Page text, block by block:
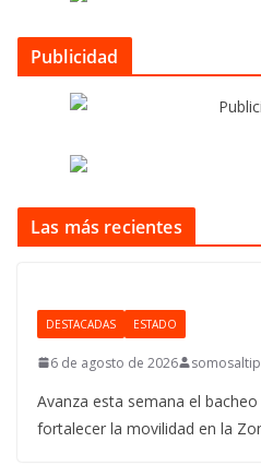
Publicidad
Las más recientes
DESTACADAS ESTADO
6 de agosto de 2026
Avanza esta semana el
fortalecer la movilidad en la